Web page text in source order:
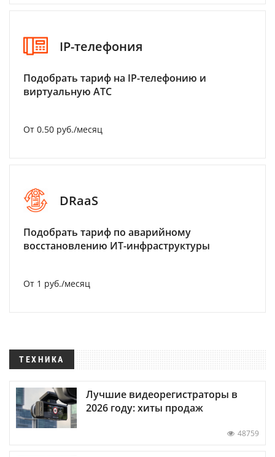
IP-телефония
Подобрать тариф на IP-телефонию и
виртуальную АТС
От 0.50 руб./месяц
DRaaS
Подобрать тариф по аварийному
восстановлению ИТ-инфраструктуры
От 1 руб./месяц
ТЕХНИКА
Лучшие видеорегистраторы в
2026 году: хиты продаж
48759